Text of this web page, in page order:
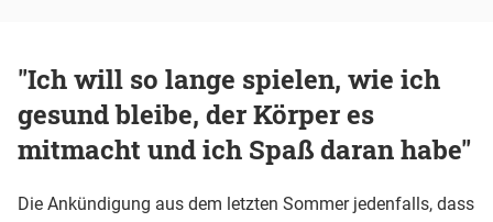
"Ich will so lange spielen, wie ich
gesund bleibe, der Körper es
mitmacht und ich Spaß daran habe"
Die Ankündigung aus dem letzten Sommer jedenfalls, dass